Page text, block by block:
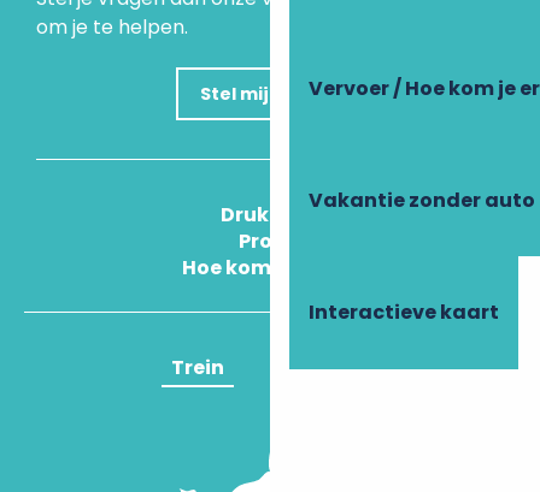
Vervoer / Hoe kom je
Vakantie zonder auto
Interactieve kaart
om je te helpen.
Stel mijn vraag
Druk Op
Pros
Hoe kom ik daar?
Trein Vliegtuig